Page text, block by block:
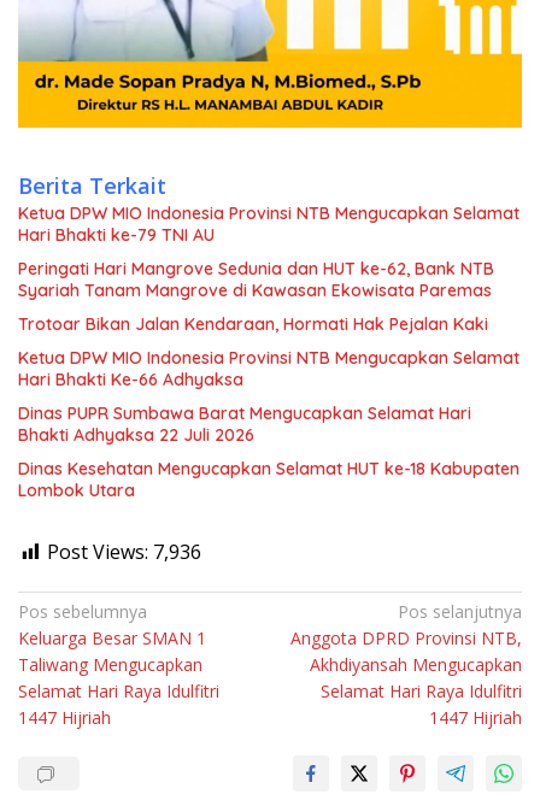
Berita Terkait
Ketua DPW MIO Indonesia Provinsi NTB Mengucapkan Selamat
Hari Bhakti ke-79 TNI AU
Peringati Hari Mangrove Sedunia dan HUT ke-62, Bank NTB
Syariah Tanam Mangrove di Kawasan Ekowisata Paremas
Trotoar Bikan Jalan Kendaraan, Hormati Hak Pejalan Kaki
Ketua DPW MIO Indonesia Provinsi NTB Mengucapkan Selamat
Hari Bhakti Ke-66 Adhyaksa
Dinas PUPR Sumbawa Barat Mengucapkan Selamat Hari
Bhakti Adhyaksa 22 Juli 2026
Dinas Kesehatan Mengucapkan Selamat HUT ke-18 Kabupaten
Lombok Utara
Post Views: 7,936
Navigasi
pos
Pos sebelumnya
Keluarga Besar SMAN 1
Taliwang Mengucapkan
Selamat Hari Raya Idulfitri
1447 Hijriah
Pos selanjutnya
Anggota DPRD Provinsi NTB,
Akhdiyansah Mengucapkan
Selamat Hari Raya Idulfitri
1447 Hijriah